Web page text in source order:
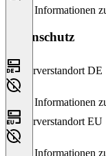
Keine Informationen
Datenschutz
Serverstandort DE
Keine Informationen
Serverstandort EU
Keine Informationen